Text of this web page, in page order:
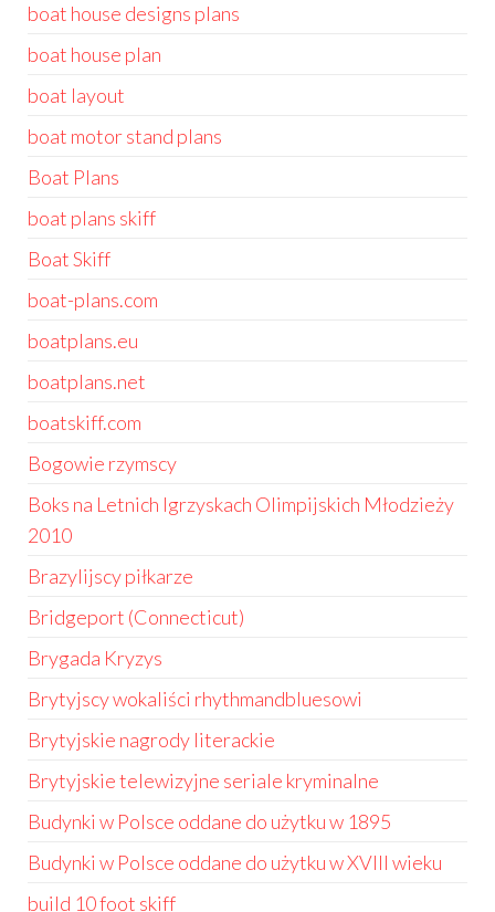
boat house designs plans
boat house plan
boat layout
boat motor stand plans
Boat Plans
boat plans skiff
Boat Skiff
boat-plans.com
boatplans.eu
boatplans.net
boatskiff.com
Bogowie rzymscy
Boks na Letnich Igrzyskach Olimpijskich Młodzieży
2010
Brazylijscy piłkarze
Bridgeport (Connecticut)
Brygada Kryzys
Brytyjscy wokaliści rhythmandbluesowi
Brytyjskie nagrody literackie
Brytyjskie telewizyjne seriale kryminalne
Budynki w Polsce oddane do użytku w 1895
Budynki w Polsce oddane do użytku w XVIII wieku
build 10 foot skiff